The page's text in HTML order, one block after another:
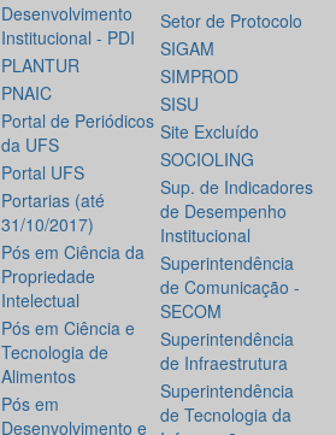
Desenvolvimento
Institucional - PDI
PLANTUR
PNAIC
Portal de Periódicos
da UFS
Portal UFS
Portarias (até
31/10/2017)
Pós em Ciência da
Propriedade
Intelectual
Pós em Ciência e
Tecnologia de
Alimentos
Pós em
Desenvolvimento e
Setor de Protocolo
SIGAM
SIMPROD
SISU
Site Excluído
SOCIOLING
Sup. de Indicadores
de Desempenho
Institucional
Superintendência
de Comunicação -
SECOM
Superintendência
de Infraestrutura
Superintendência
de Tecnologia da